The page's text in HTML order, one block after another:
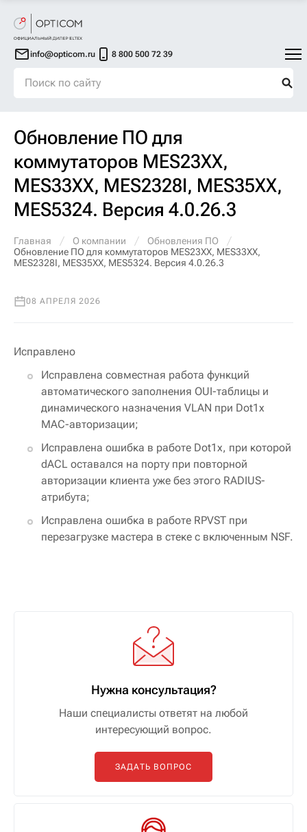
info@opticom.ru 8 800 500 72 39
Обновление ПО для
коммутаторов MES23XX,
MES33XX, MES2328I, MES35XX,
MES5324. Версия 4.0.26.3
Главная О компании
Обновления ПО
Обновление ПО для коммутаторов MES23XX, MES33XX,
MES2328I, MES35XX, MES5324. Версия 4.0.26.3
08 АПРЕЛЯ 2026
Исправлено
Исправлена совместная работа функций
автоматического заполнения OUI-таблицы и
динамического назначения VLAN при Dot1x
MAC-авторизации;
Исправлена ошибка в работе Dot1x, при которой
dACL оставался на порту при повторной
авторизации клиента уже без этого RADIUS-
атрибута;
Исправлена ошибка в работе RPVST при
перезагрузке мастера в стеке с включенным NSF.
Нужна консультация?
Наши специалисты ответят на любой
интересующий вопрос.
ЗАДАТЬ ВОПРОС